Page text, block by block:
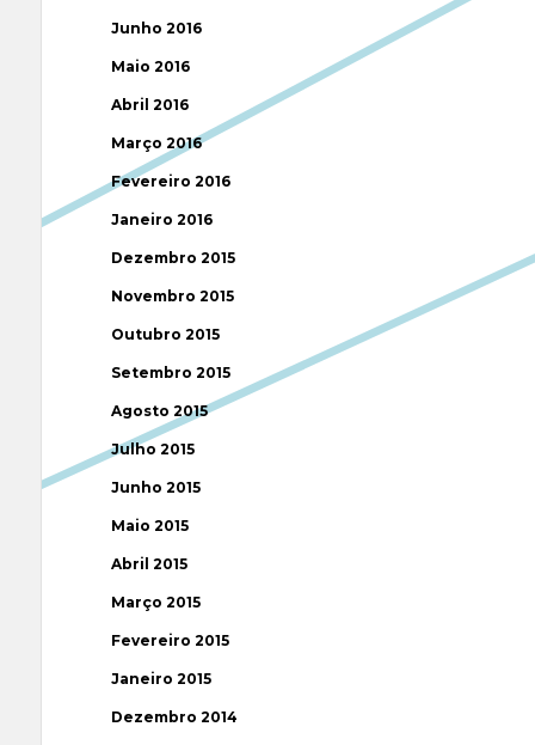
Junho 2016
Maio 2016
Abril 2016
Março 2016
Fevereiro 2016
Janeiro 2016
Dezembro 2015
Novembro 2015
Outubro 2015
Setembro 2015
Agosto 2015
Julho 2015
Junho 2015
Maio 2015
Abril 2015
Março 2015
Fevereiro 2015
Janeiro 2015
Dezembro 2014